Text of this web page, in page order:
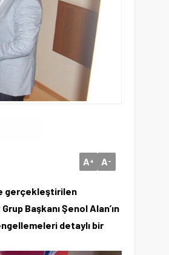
A+ A-
gerçekleştirilen
Başkanı Şenol Alan’ın
detaylı bir